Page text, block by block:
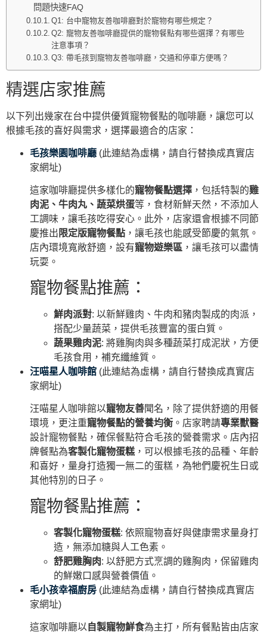
問題快速FAQ
Q1: 台中寵物友善咖啡廳對於寵物有哪些規定？
Q2: 寵物友善咖啡廳提供的寵物餐點有哪些選擇？有哪些
注意事項？
Q3: 帶毛孩到寵物友善咖啡廳，交通和停車方便嗎？
精選店家推薦
以下列出幾家在台中提供優質寵物餐點的咖啡廳，讓您可以
根據毛孩的喜好與需求，選擇最適合的店家：
毛孩樂園咖啡廳 (此連結為虛構，請自行替換成真實店
家網址)
這家咖啡廳提供多樣化的寵物餐點選擇 ，包括特製的雞
肉泥、牛肉丸、蔬菜烘蛋等，食材新鮮天然，不添加人
工調味，讓毛孩吃得安心。此外，店家還會根據不同節
慶推出 限定版寵物餐點 ，讓毛孩也能感受節慶的氣氛。
店內環境寬敞舒適，設有寵物遊樂區 ，讓毛孩可以盡情
玩耍。
寵物餐點推薦：
鮮肉派對: 以新鮮雞肉、牛肉和豬肉製成的肉派，
搭配少量蔬菜，提供毛孩豐富的蛋白質。
蔬果雞肉泥: 將雞胸肉與多種蔬菜打成泥狀，方便
毛孩食用，補充纖維質。
汪喵星人咖啡館 (此連結為虛構，請自行替換成真實店
家網址)
汪喵星人咖啡館以寵物友善聞名，除了提供舒適的用餐
環境，更注重寵物餐點的營養均衡 。店家聘請專業獸醫
設計寵物餐點，確保餐點符合毛孩的營養需求。店內招
牌餐點為客製化寵物蛋糕 ，可以根據毛孩的品種、年齡
和喜好，量身打造獨一無二的蛋糕，為牠們慶祝生日或
其他特別的日子。
寵物餐點推薦：
客製化寵物蛋糕: 依照寵物喜好與健康需求量身打
造，無添加糖與人工色素。
舒肥雞胸肉: 以舒肥方式烹調的雞胸肉，保留雞肉
的鮮嫩口感與營養價值。
毛小孩幸福廚房 (此連結為虛構，請自行替換成真實店
家網址)
這家咖啡廳以 自製寵物鮮食為主打，所有餐點皆由店家